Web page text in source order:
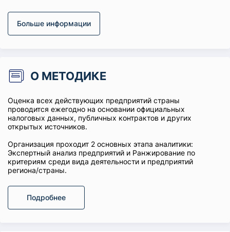
Больше информации
О МЕТОДИКЕ
Оценка всех действующих предприятий страны
проводится ежегодно на основании официальных
налоговых данных, публичных контрактов и других
открытых источников.
Организация проходит 2 основных этапа аналитики:
Экспертный анализ предприятий и Ранжирование по
критериям среди вида деятельности и предприятий
региона/страны.
Подробнее